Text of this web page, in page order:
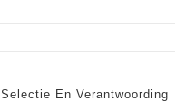
En Verantwoording